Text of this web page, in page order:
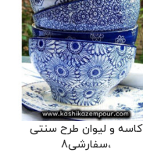
کاسه و لیوان طرح سنتی
،سفارشی8